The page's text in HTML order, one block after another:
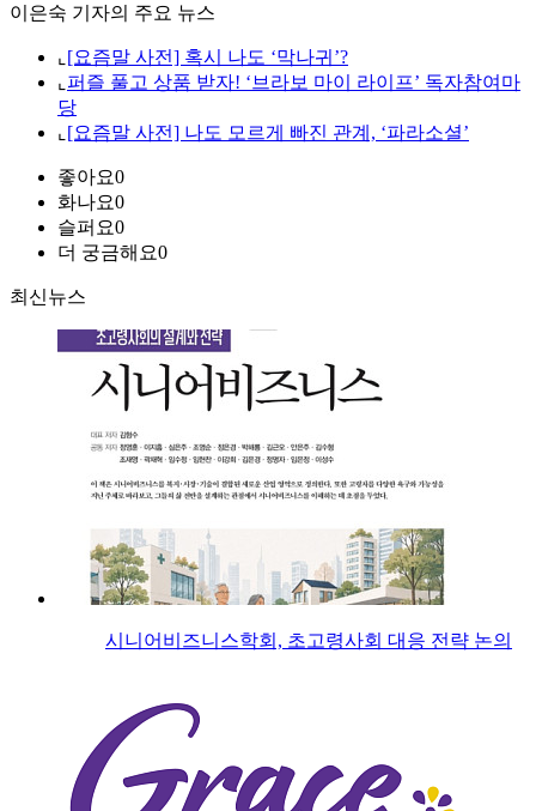
이은숙 기자의 주요 뉴스
⌞ [요즘말 사전] 혹시 나도 ‘막나귀’?
⌞ 퍼즐 풀고 상품 받자! ‘브라보 마이 라이프’ 독자참여마
당
⌞ [요즘말 사전] 나도 모르게 빠진 관계, ‘파라소셜’
좋아요0
화나요0
슬퍼요0
더 궁금해요0
최신뉴스
시니어비즈니스학회, 초고령사회 대응 전략 논의